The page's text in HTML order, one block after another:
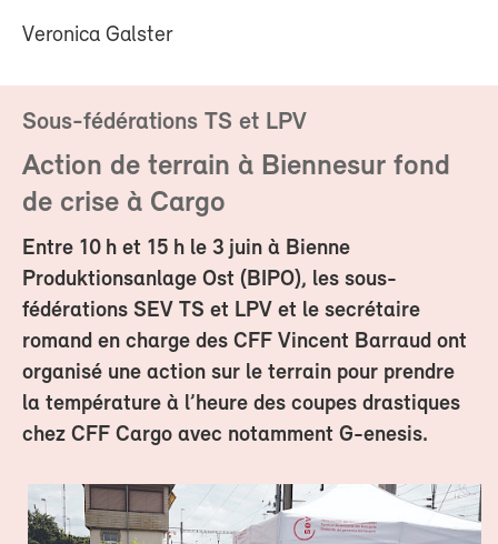
Veronica Galster
Sous-fédérations TS et LPV
Action de terrain à Biennesur fond
de crise à Cargo
Entre 10 h et 15 h le 3 juin à Bienne
Produktionsanlage Ost (BIPO), les sous-
fédérations SEV TS et LPV et le secrétaire
romand en charge des CFF Vincent Barraud ont
organisé une action sur le terrain pour prendre
la température à l’heure des coupes drastiques
chez CFF Cargo avec notamment G-enesis.